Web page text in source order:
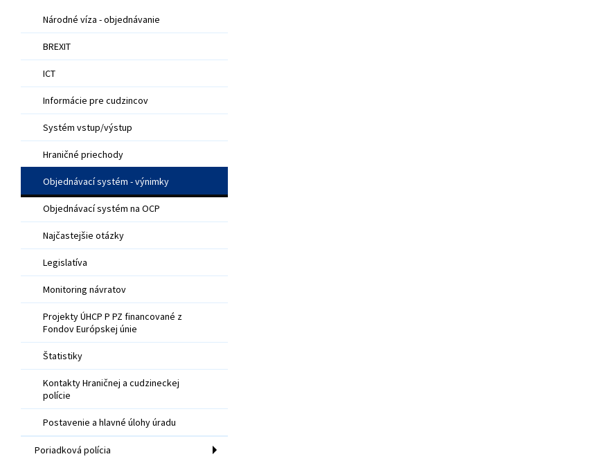
Národné víza - objednávanie
BREXIT
ICT
Informácie pre cudzincov
Systém vstup/výstup
Hraničné priechody
Objednávací systém - výnimky
Objednávací systém na OCP
Najčastejšie otázky
Legislatíva
Monitoring návratov
Projekty ÚHCP P PZ financované z
Fondov Európskej únie
Štatistiky
Kontakty Hraničnej a cudzineckej
polície
Postavenie a hlavné úlohy úradu
Poriadková polícia